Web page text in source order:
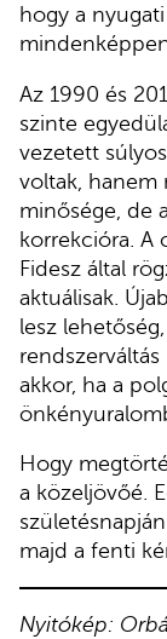
hogy a
Az 1990 és
szinte
vezetett
voltak, hanem
minősége, de
korrekcióra. A
Fidesz által
aktuálisak.
lesz
akkor, ha a
Hogy
a közeljövőé.
majd a fenti
Nyitókép: